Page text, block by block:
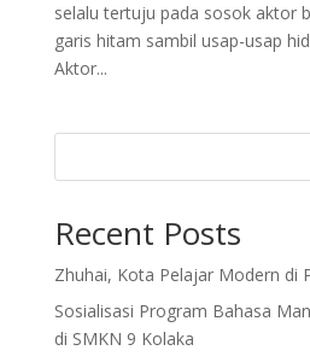
selalu tertuju pada sosok aktor
garis hitam sambil usap-usap
Aktor...
Recent Posts
Zhuhai, Kota Pelajar Modern di
Sosialisasi Program Bahasa
di SMKN 9 Kolaka